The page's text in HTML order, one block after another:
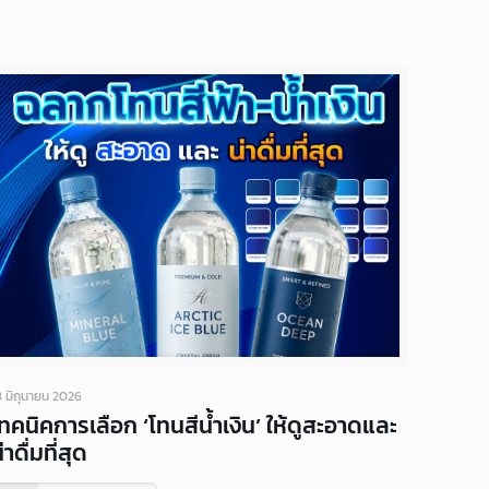
มิถุนายน 2026
คนิคการเลือก ‘โทนสีน้ำเงิน’ ให้ดูสะอาดและ
ดื่มที่สุด